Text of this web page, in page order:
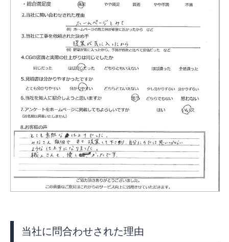
当社に問合わせされた理由
お客様の声
新着情報
お問合せ